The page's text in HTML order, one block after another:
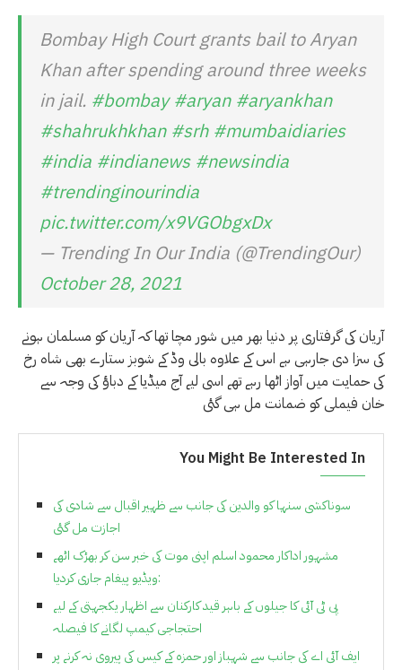
Bombay High Court grants bail to Aryan
Khan after spending around three weeks
in jail. #bombay #aryan #aryankhan
#shahrukhkhan #srh #mumbaidiaries
#india #indianews #newsindia
#trendinginourindia
pic.twitter.com/x9VGObgxDx
— Trending In Our India (@TrendingOur)
October 28, 2021
آریان کی گرفتاری پر دنیا بھر میں شور مچا تھا کہ آریان کو مسلمان ہونے
کی سزا دی جارہی ہے اس کے علاوہ بالی وڈ کے شوبز ستارے بھی شاہ رخ
کی حمایت میں آواز اٹھا رہے تھے اسی لیے آج میڈیا کے دباؤ کی وجہ سے
خان فیملی کو ضمانت مل ہی گئی
You Might Be Interested In
سوناکشی سنہا کو والدین کی جانب سے ظہیر اقبال سے شادی کی
اجازت مل گئی
مشہور اداکار محمود اسلم اپنی موت کی خبر سن کر بھڑک اٹھے
:ویڈیو پیغام جاری کردیا
پی ٹی آئی کا جیلوں کے باہر قید کارکنان سے اظہار یکجہتی کے لیے
احتجاجی کیمپ لگانے کا فیصلہ
ایف آئی اے کی جانب سے شہباز اور حمزہ کے کیس کی پیروی نہ کرنے پر